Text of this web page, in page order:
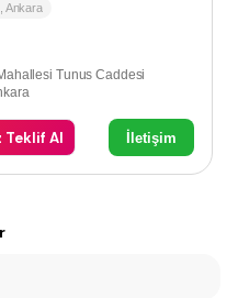
Ankara
Tunus Caddesi
Teklif Al İletişim